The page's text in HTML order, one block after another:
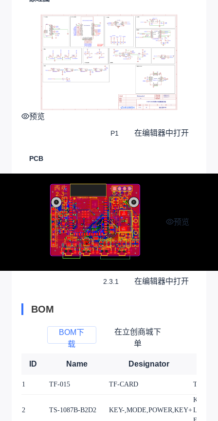
预览
P1 在编辑器中打开
PCB
预览
2.3.1 在编辑器中打开
BOM
BOM下
载
在立创商城下
单
ID Name Designator
1 TF-015 TF-CARD TF-
2 TS-1087B-B2D2 KEY-,MODE,POWER,KEY+
KEY-
L7.8-